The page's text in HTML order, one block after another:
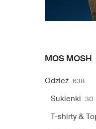
MOS MOSH
Odzież 638
Sukienki 30
T-shirty &